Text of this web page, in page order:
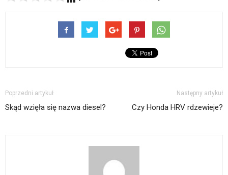
Poprzedni artykuł
Skąd wzięła się nazwa diesel?
Następny artykuł
Czy Honda HRV rdzewieje?